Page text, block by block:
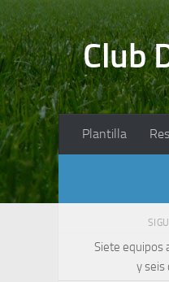
Saltar al contenido
Club
Plantilla
Siete equipos
y seis